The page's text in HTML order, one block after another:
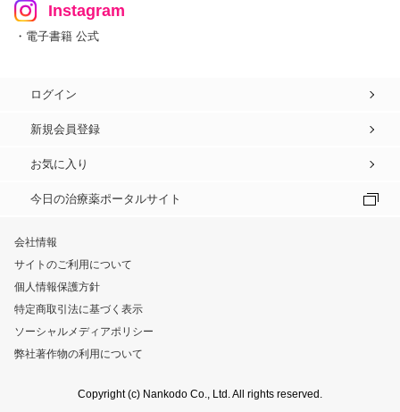
Instagram
・電子書籍 公式
ログイン
新規会員登録
お気に入り
今日の治療薬ポータルサイト
会社情報
サイトのご利用について
個人情報保護方針
特定商取引法に基づく表示
ソーシャルメディアポリシー
弊社著作物の利用について
Copyright (c) Nankodo Co., Ltd. All rights reserved.